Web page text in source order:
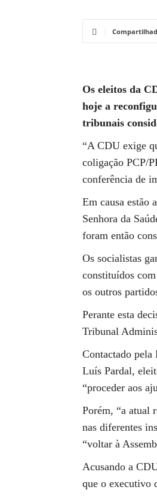
Os eleitos da
hoje a
tribunais
“A CDU exige
coligação PCP/
conferência de
Em causa estão
Senhora da
foram então
Os socialistas
constituídos
os outros
Perante esta
Tribunal
Contactado pela
Luís Pardal,
“proceder aos
Porém, “a atual
nas diferentes
“voltar à
Acusando a
que o executivo